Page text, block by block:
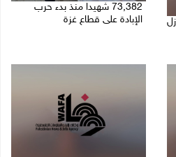
73,382 شهيدا منذ بدء حرب
الإبادة على قطاع غزة